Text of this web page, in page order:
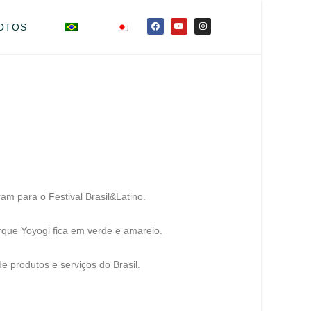
para o Festival Brasil&Latino.
Yoyogi fica em verde e amarelo.
produtos e serviços do Brasil.